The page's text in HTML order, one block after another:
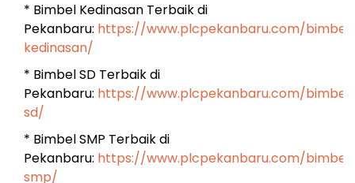
* Bimbel Kedinasan Terbaik di
Pekanbaru: https://www.plcpekanbaru.com/
kedinasan/
* Bimbel SD Terbaik di
Pekanbaru: https://www.plcpekanbaru.com/
sd/
* Bimbel SMP Terbaik di
Pekanbaru: https://www.plcpekanbaru.com/
smp/